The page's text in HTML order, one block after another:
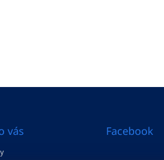
vás Facebook